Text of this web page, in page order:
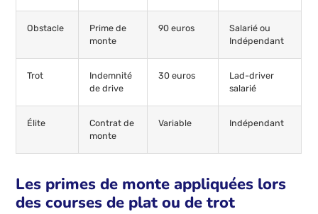
Obstacle
Prime de
monte
90 euros
Salarié ou
Indépendant
Trot
Indemnité
de drive
30 euros
Lad-driver
salarié
Élite
Contrat de
monte
Variable Indépendant
Les primes de monte appliquées lors
des courses de plat ou de trot